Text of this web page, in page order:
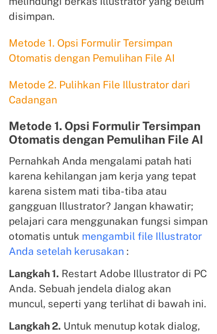
disimpan.
Metode 1. Opsi Formulir Tersimpan
Otomatis dengan Pemulihan File AI
Metode 2. Pulihkan File Illustrator dari
Cadangan
Metode 1. Opsi Formulir Tersimpan
Otomatis dengan Pemulihan File AI
Pernahkah Anda mengalami patah hati
karena kehilangan jam kerja yang tepat
karena sistem mati tiba-tiba atau
gangguan Illustrator? Jangan khawatir;
pelajari cara menggunakan fungsi simpan
otomatis untuk mengambil file Illustrator
Anda setelah kerusakan :
Langkah 1. Restart Adobe Illustrator di PC
Anda. Sebuah jendela dialog akan
muncul, seperti yang terlihat di bawah ini.
Langkah 2. Untuk menutup kotak dialog,